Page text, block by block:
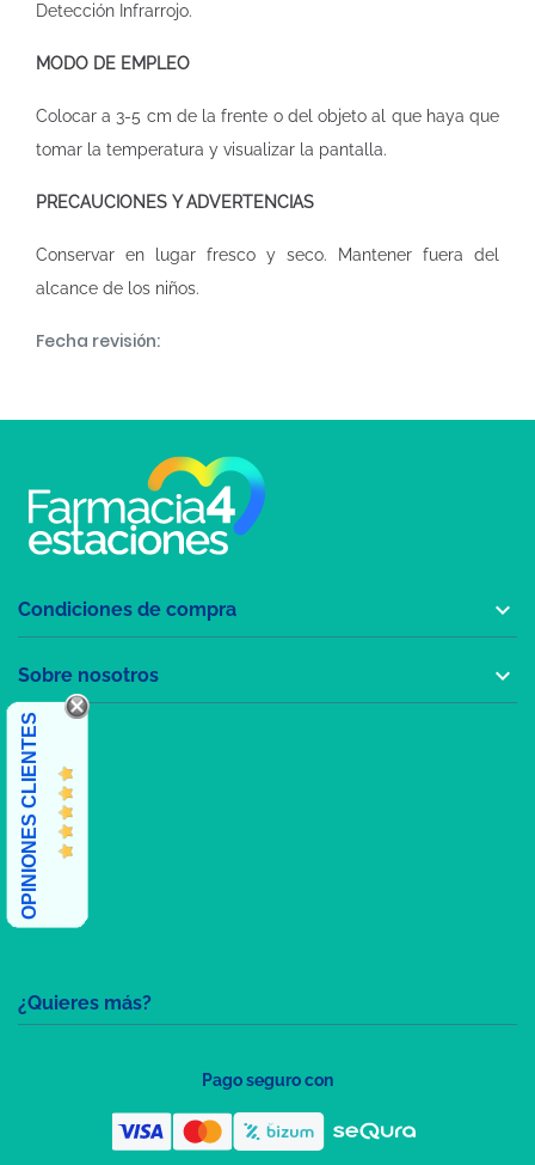
Detección Infrarrojo.
MODO DE EMPLEO
Colocar a 3-5 cm de la frente o del objeto al que haya que
tomar la temperatura y visualizar la pantalla.
PRECAUCIONES Y ADVERTENCIAS
Conservar en lugar fresco y seco. Mantener fuera del
alcance de los niños.
Fecha revisión:
¿Quieres más?
Condiciones de compra 
Sobre nosotros 
OPINIONES CLIENTES
Pago seguro con